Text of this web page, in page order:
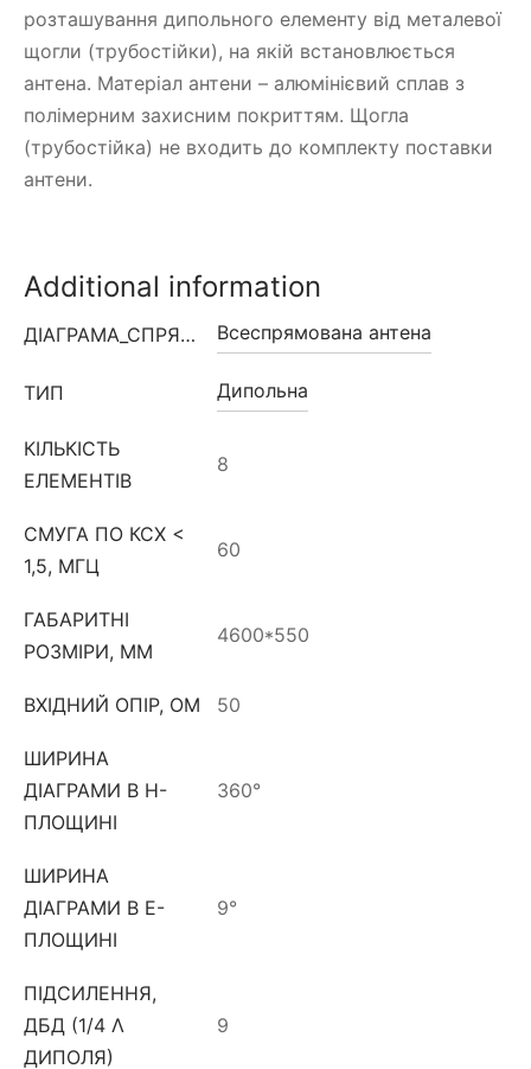
розташування дипольного елементу від металевої
щогли (трубостійки), на якій встановлюється
антена. Матеріал антени – алюмінієвий сплав з
полімерним захисним покриттям. Щогла
(трубостійка) не входить до комплекту поставки
антени.
Additional information
ДІАГРАМА_СПРЯМОВАНОСТІ Всеспрямована антена
ТИП Дипольна
КІЛЬКІСТЬ
ЕЛЕМЕНТІВ
8
СМУГА ПО КСХ <
1,5, МГЦ
60
ГАБАРИТНІ
РОЗМІРИ, ММ
4600*550
ВХІДНИЙ ОПІР, ОМ 50
ШИРИНА
ДІАГРАМИ В Н-
ПЛОЩИНІ
360°
ШИРИНА
ДІАГРАМИ В Е-
ПЛОЩИНІ
9°
ПІДСИЛЕННЯ,
ДБД (1/4 Λ
ДИПОЛЯ)
9